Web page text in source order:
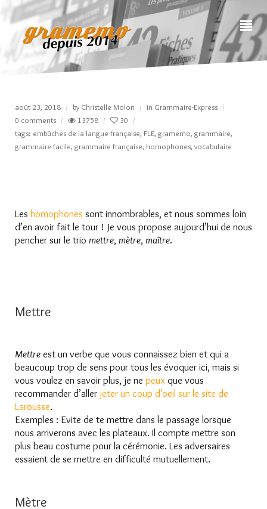
août 23, 2018 by Christelle Molon in Grammaire-Express
0 comments
13758
30
tags: embûches de la langue française, FLE, gramemo, grammaire,
grammaire facile, grammaire française, homophones,vocabulaire
Les homophones sont innombrables, et nous sommes loin
d’en avoir fait le tour ! Je vous propose aujourd’hui de nous
pencher sur le trio mettre, mètre, maître.
Mettre
Mettre est un verbe que vous connaissez bien et qui a
beaucoup trop de sens pour tous les évoquer ici, mais si
vous voulez en savoir plus, je ne peux que vous
recommander d’aller jeter un coup d’oeil sur le site de
Larousse.
Exemples : Evite de te mettre dans le passage lorsque
nous arriverons avec les plateaux. Il compte mettre son
plus beau costume pour la cérémonie. Les adversaires
essaient de se mettre en difficulté mutuellement.
Mètre